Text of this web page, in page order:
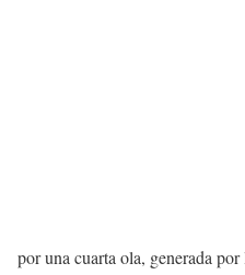
por una cuarta ola, generada